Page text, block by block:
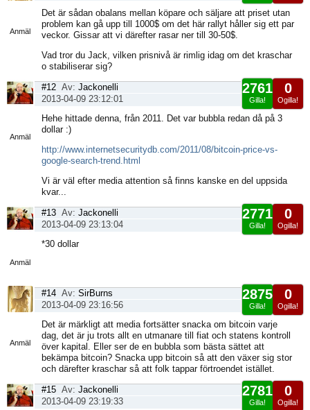
Anmäl
Det är sådan obalans mellan köpare och säljare att priset utan
problem kan gå upp till 1000$ om det här rallyt håller sig ett par
veckor. Gissar att vi därefter rasar ner till 30-50$.
Vad tror du Jack, vilken prisnivå är rimlig idag om det kraschar
o stabiliserar sig?
Anmäl
0
Ogilla!
2761
Gilla!
#12 Av: Jackonelli
2013-04-09 23:12:01
Hehe hittade denna, från 2011. Det var bubbla redan då på 3
dollar :)
http://www.internetsecuritydb.com/2011/08/bitcoin-price-vs-
google-search-trend.html
Vi är väl efter media attention så finns kanske en del uppsida
kvar...
Anmäl
0
Ogilla!
2771
Gilla!
#13 Av: Jackonelli
2013-04-09 23:13:04
*30 dollar
Anmäl
0
Ogilla!
2875
Gilla!
#14 Av: SirBurns
2013-04-09 23:16:56
Det är märkligt att media fortsätter snacka om bitcoin varje
dag, det är ju trots allt en utmanare till fiat och statens kontroll
över kapital. Eller ser de en bubbla som bästa sättet att
bekämpa bitcoin? Snacka upp bitcoin så att den växer sig stor
och därefter kraschar så att folk tappar förtroendet istället.
0
Ogilla!
2781
Gilla!
#15 Av: Jackonelli
2013-04-09 23:19:33